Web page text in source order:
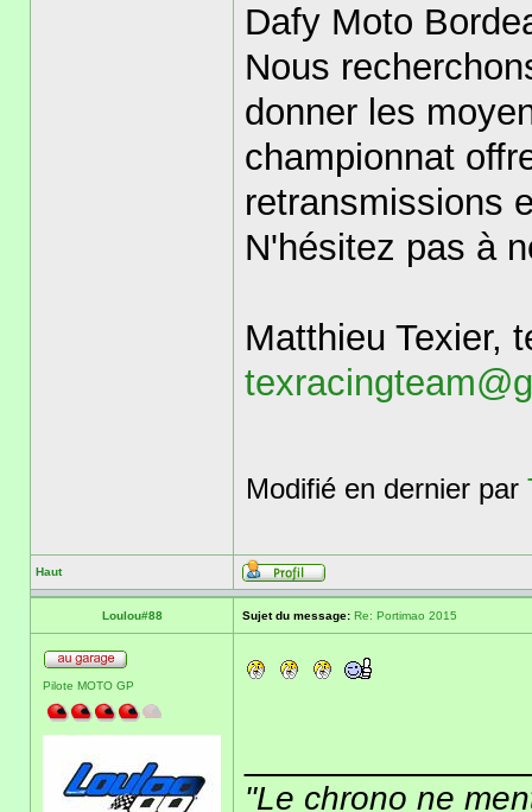
Dafy Moto
Nous
donner les
championnat
retransmissions
N'hésitez pas à
Matthieu Texier,
Modifié en dernier par
Haut
Loulou#88 Sujet du message: Re: Portimao 2015
Pilote MOTO GP
"Le chrono ne